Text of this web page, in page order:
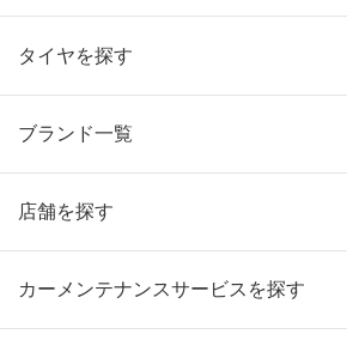
タイヤを探す
ブランド一覧
店舗を探す
カーメンテナンスサービスを探す